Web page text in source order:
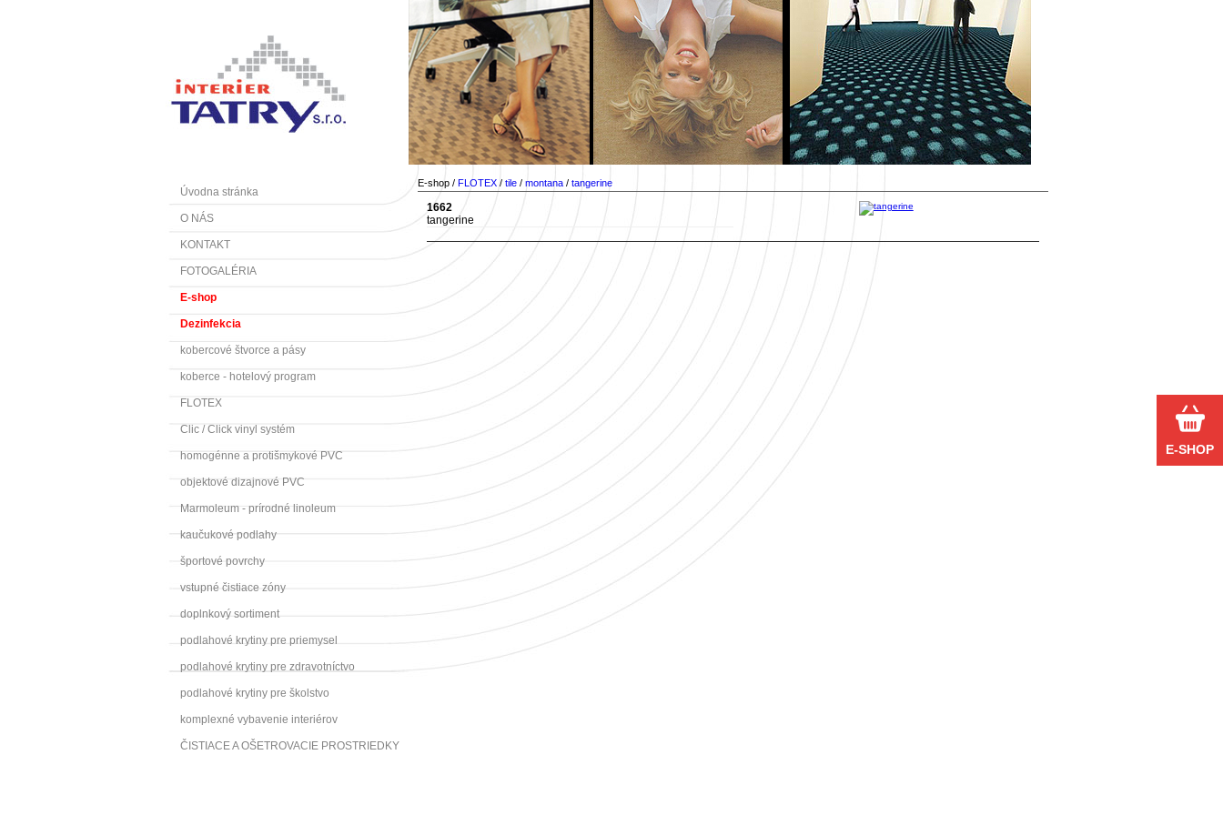
Úvodna stránka
O NÁS
KONTAKT
FOTOGALÉRIA
E-shop
Dezinfekcia
kobercové štvorce a pásy
koberce - hotelový program
FLOTEX
Clic / Click vinyl systém
homogénne a protišmykové PVC
objektové dizajnové PVC
Marmoleum - prírodné linoleum
kaučukové podlahy
športové povrchy
vstupné čistiace zóny
doplnkový sortiment
podlahové krytiny pre priemysel
podlahové krytiny pre zdravotníctvo
podlahové krytiny pre školstvo
komplexné vybavenie interiérov
ČISTIACE A OŠETROVACIE PROSTRIEDKY
E-shop / FLOTEX / tile / montana / tangerine
1662
tangerine
E-SHOP